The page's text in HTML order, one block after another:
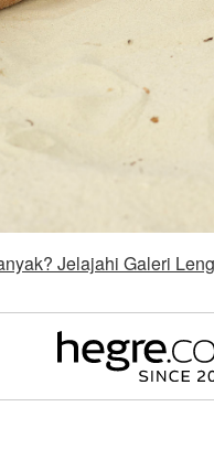
Jelajahi Galeri